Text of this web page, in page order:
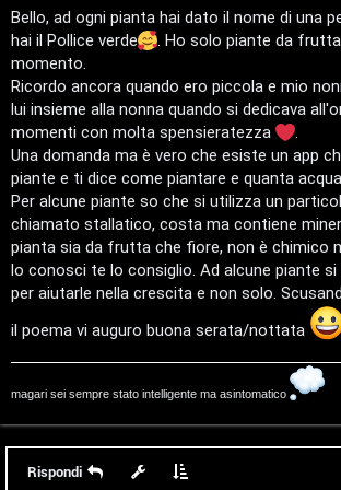
t
i
s
e
n
z
a
r
i
s
p
o
s
a
g
o
Bello, ad ogni pianta hai dato il nome di una
hai il Pollice verde
. Ho solo piante da
momento.
Ricordo ancora quando ero piccola e mio
lui insieme alla nonna quando si dedicava
momenti con molta spensieratezza
.
Una domanda ma è vero che esiste un app
piante e ti dice come piantare e quanta
Per alcune piante so che si utilizza un
chiamato stallatico, costa ma contiene
pianta sia da frutta che fiore, non è chimico
lo conosci te lo consiglio. Ad alcune piante si
per aiutarle nella crescita e non solo.
il poema vi auguro buona serata/nottata
magari sei sempre stato intelligente ma asintomatico
Rispondi
i
v
i
G
i
g
i
D
'
A
g
o